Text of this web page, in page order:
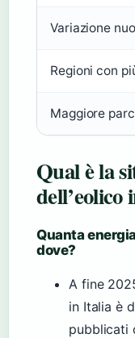
Variazione
Regioni con
Maggiore
Qual è la
dell’eolico
Quanta
dove?
A fine
in Italia è
pubblicati